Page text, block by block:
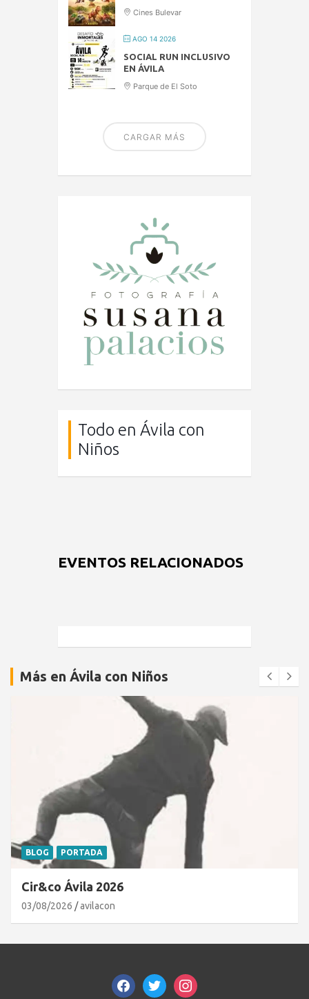
Cines Bulevar
AGO 14 2026
SOCIAL RUN INCLUSIVO
EN ÁVILA
Parque de El Soto
CARGAR MÁS
Todo en Ávila con
Niños
EVENTOS RELACIONADOS
Más en Ávila con Niños
BLOG PORTADA
Cir&co Ávila 2026
03/08/2026 avilacon
facebooktwitterinstagram